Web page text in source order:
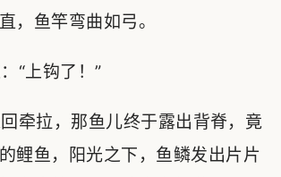
，鱼竿弯曲如弓。
“上钩了！”
牵拉，那鱼儿终于露出背脊，竟
鲤鱼，阳光之下，鱼鳞发出片片